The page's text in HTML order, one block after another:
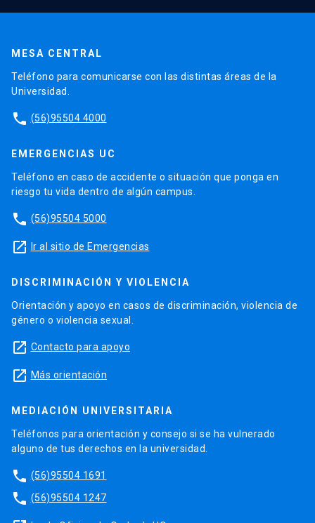
MESA CENTRAL
Teléfono para comunicarse con las distintas áreas de la
Universidad.
phone (56)95504 4000
EMERGENCIAS UC
Teléfono en caso de accidente o situación que ponga en
riesgo tu vida dentro de algún campus.
phone (56)95504 5000
launch Ir al sitio de Emergencias
DISCRIMINACIÓN Y VIOLENCIA
Orientación y apoyo en casos de discriminación, violencia de
género o violencia sexual.
launch Contacto para apoyo
launch Más orientación
MEDIACIÓN UNIVERSITARIA
Teléfonos para orientación y consejo si se ha vulnerado
alguno de tus derechos en la universidad.
phone (56)95504 1691
phone (56)95504 1247